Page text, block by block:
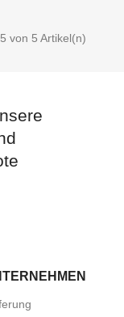
von 5 Artikel(n)